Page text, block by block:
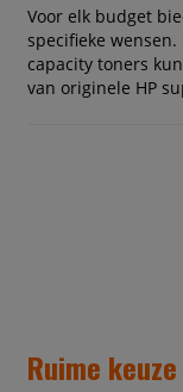
Voor elk budget
specifieke
capacity toners
van originele HP
Ruime